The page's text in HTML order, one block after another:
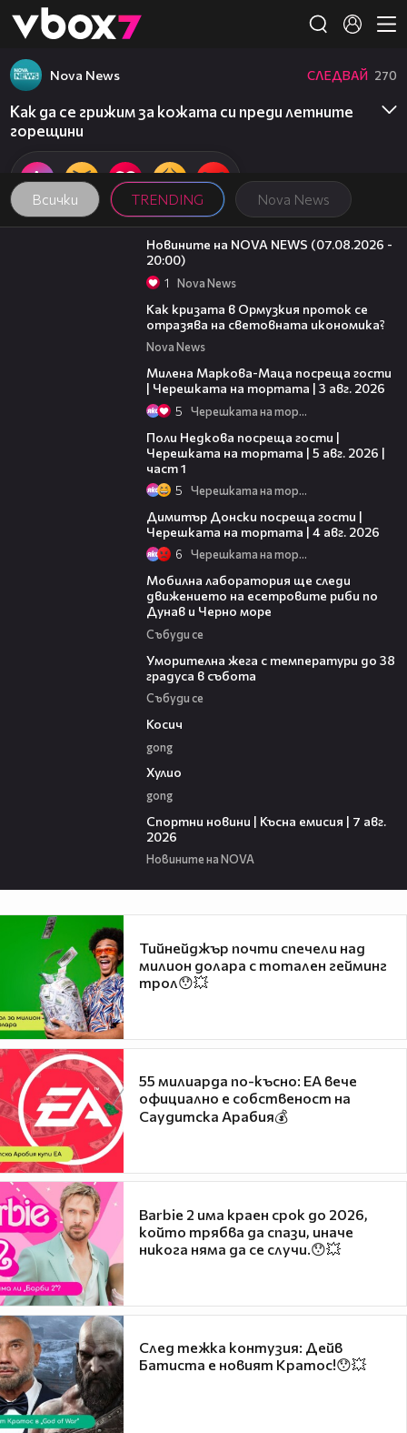
👾
Всички TRENDING Nova News
Nova News СЛЕДВАЙ 270
Как да се грижим за кожата си преди летните
горещини
22:56
Новините на NOVA NEWS (07.08.2026 -
20:00)
1 Nova News
Как кризата в Ормузкия проток се
отразява на световната икономика?
Nova News
Милена Маркова-Маца посреща гости
| Черешката на тортата | 3 авг. 2026
5 Черешката на тортата
Поли Недкова посреща гости |
Черешката на тортата | 5 авг. 2026 |
част 1
5 Черешката на тортата
Димитър Донски посреща гости |
Черешката на тортата | 4 авг. 2026
6 Черешката на тортата
Мобилна лаборатория ще следи
движението на есетровите риби по
Дунав и Черно море
Събуди се
Уморителна жега с температури до 38
градуса в събота
Събуди се
Косич
gong
Хулио
gong
Спортни новини | Късна емисия | 7 авг.
2026
Новините на NOVA
Тийнейджър почти спечели над
милион долара с тотален гейминг
трол😯💥
55 милиарда по-късно: EA вече
официално е собственост на
Саудитска Арабия💰
Barbie 2 има краен срок до 2026,
който трябва да спази, иначе
никога няма да се случи.😯💥
След тежка контузия: Дейв
Батиста е новият Кратос!😯💥